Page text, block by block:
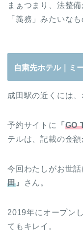
まぁつまり、法整
「義務」みたいなも
自粛先ホテル｜ミ
成田駅の近くには
予約サイトに 「 GO
テルは、記載の金
今回わたしがお世話
田』 さん。
2019年にオープン
てもキレイ。